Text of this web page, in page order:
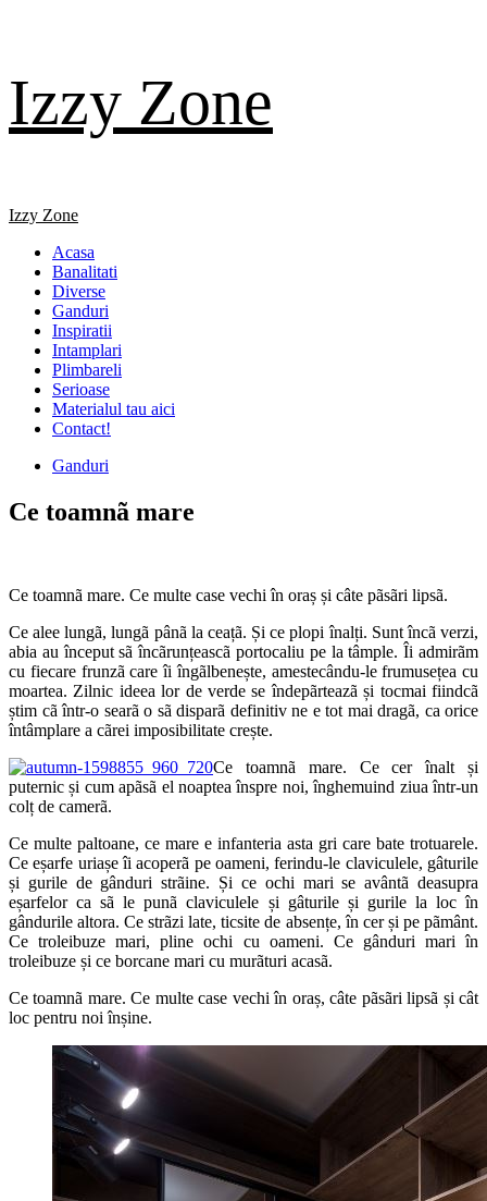
content
Izzy Zone
Primary
Izzy Zone
Acasa
Banalitati
Diverse
Ganduri
Inspiratii
Intamplari
Plimbareli
Serioase
Materialul tau aici
Contact!
Ganduri
Ce toamnã mare
Ce toamnã mare. Ce multe case vechi în oraș și câte pãsãri lipsã.
Ce alee lungã, lungã pânã la ceațã. Și ce plopi înalți. Sunt încã verzi,
abia au început sã încãrunțeascã portocaliu pe la tâmple. Îi admirãm
cu fiecare frunzã care îi îngãlbenește, amestecându-le frumusețea cu
moartea. Zilnic ideea lor de verde se îndepãrteazã și tocmai fiindcã
știm cã într-o searã o sã disparã definitiv ne e tot mai dragã, ca orice
întâmplare a cãrei imposibilitate crește.
Ce toamnã mare. Ce cer înalt și
puternic și cum apãsã el noaptea înspre noi, înghemuind ziua într-un
colț de camerã.
Ce multe paltoane, ce mare e infanteria asta gri care bate trotuarele.
Ce eșarfe uriașe îi acoperã pe oameni, ferindu-le claviculele, gâturile
și gurile de gânduri strãine. Și ce ochi mari se avântã deasupra
eșarfelor ca sã le punã claviculele și gâturile și gurile la loc în
gândurile altora. Ce strãzi late, ticsite de absențe, în cer și pe pãmânt.
Ce troleibuze mari, pline ochi cu oameni. Ce gânduri mari în
troleibuze și ce borcane mari cu murãturi acasã.
Ce toamnã mare. Ce multe case vechi în oraș, câte pãsãri lipsã și cât
loc pentru noi înșine.